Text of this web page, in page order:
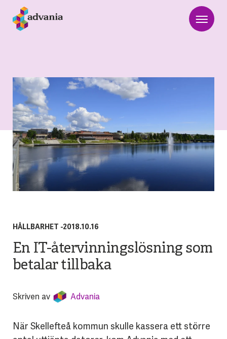
HÅLLBARHET -2018.10.16
En IT-återvinningslösning som
betalar tillbaka
Skriven av Advania
När Skellefteå kommun skulle kassera ett större